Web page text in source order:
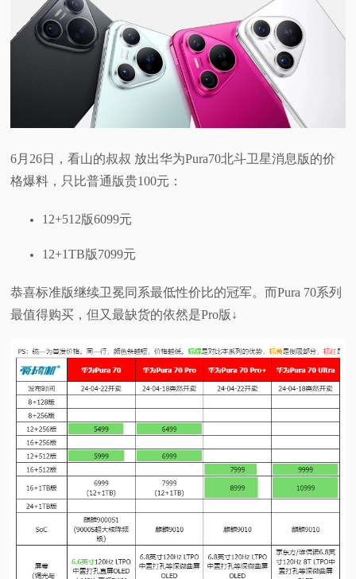
6月26日，看山的叔叔 放出华为Pura70北斗卫星消息版的价
格爆料，只比普通版贵100元：
12+512版6099元
12+1TB版7099元
恭喜标准版继续卫冕同系最低性价比的冠军。而Pura 70系列
最值得购买，但又最缺货的依然是Pro版↓